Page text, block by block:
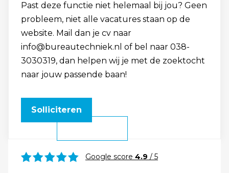
Past deze functie niet helemaal bij jou? Geen
probleem, niet alle vacatures staan op de
website. Mail dan je cv naar
info@bureautechniek.nl of bel naar 038-
3030319, dan helpen wij je met de zoektocht
naar jouw passende baan!
Solliciteren
Google score 4.9 / 5